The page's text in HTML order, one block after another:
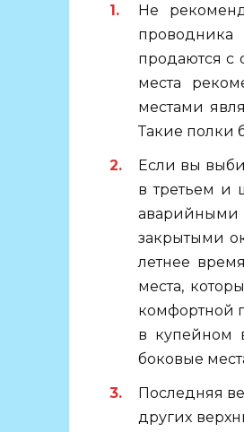
Не
проводника
продаются с
места
местами
Такие полки
Если вы
в третьем и
аварийными
закрытыми
летнее
места,
комфортной
в купейном
боковые
Последняя
других